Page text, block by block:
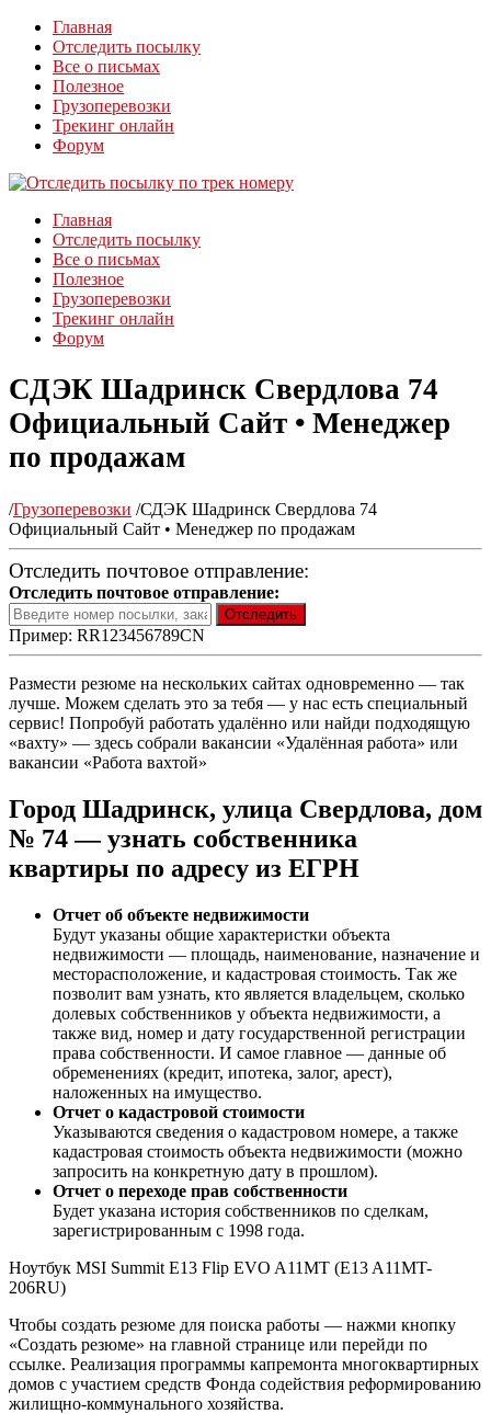
Главная
Отследить посылку
Все о письмах
Полезное
Грузоперевозки
Трекинг онлайн
Форум
Главная
Отследить посылку
Все о письмах
Полезное
Грузоперевозки
Трекинг онлайн
Форум
СДЭК Шадринск Свердлова 74
Официальный Сайт • Менеджер
по продажам
/Грузоперевозки /СДЭК Шадринск Свердлова 74
Официальный Сайт • Менеджер по продажам
Отследить почтовое отправление:
Отследить почтовое отправление:
Пример: RR123456789CN
Размести резюме на нескольких сайтах одновременно — так
лучше. Можем сделать это за тебя — у нас есть специальный
сервис! Попробуй работать удалённо или найди подходящую
«вахту» — здесь собрали вакансии «Удалённая работа» или
вакансии «Работа вахтой»
Город Шадринск, улица Свердлова, дом
№ 74 — узнать собственника
квартиры по адресу из ЕГРН
Отчет об объекте недвижимости
Будут указаны общие характеристки объекта
недвижимости — площадь, наименование, назначение и
месторасположение, и кадастровая стоимость. Так же
позволит вам узнать, кто является владельцем, сколько
долевых собственников у объекта недвижимости, а
также вид, номер и дату государственной регистрации
права собственности. И самое главное — данные об
обременениях (кредит, ипотека, залог, арест),
наложенных на имущество.
Отчет о кадастровой стоимости
Указываются сведения о кадастровом номере, а также
кадастровая стоимость объекта недвижимости (можно
запросить на конкретную дату в прошлом).
Отчет о переходе прав собственности
Будет указана история собственников по сделкам,
зарегистрированным с 1998 года.
Ноутбук MSI Summit E13 Flip EVO A11MT (E13 A11MT-
206RU)
Чтобы создать резюме для поиска работы — нажми кнопку
«Создать резюме» на главной странице или перейди по
ссылке. Реализация программы капремонта многоквартирных
домов с участием средств Фонда содействия реформированию
жилищно-коммунального хозяйства.